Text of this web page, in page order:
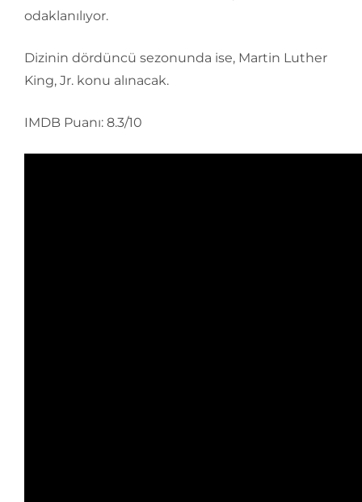
odaklanılıyor.
Dizinin dördüncü sezonunda ise, Martin Luther
King, Jr. konu alınacak.
IMDB Puanı: 8.3/10